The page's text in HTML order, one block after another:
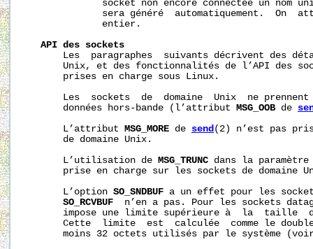
socket non encore connectée un nom
sera généré  automatiquement.  On
              entier.
API des sockets
Les  paragraphes  suivants décrivent des
Unix, et des fonctionnalités de l’API des
       prises en charge sous Linux.
Les  sockets  de  domaine  Unix  ne
       données hors-bande (l’attribut
MSG_OOB de
       L’attribut
MSG_MORE de send(2) n’est pas
       de domaine Unix.
       L’utilisation de
MSG_TRUNC dans la
prise en charge sur les sockets de domaine
       L’option
SO_SNDBUF a un effet pour les
SO_RCVBUF
n’en a pas. Pour les sockets
impose une limite supérieure à  la  taille
Cette  limite  est  calculée  comme le
moins 32 octets utilisés par le système